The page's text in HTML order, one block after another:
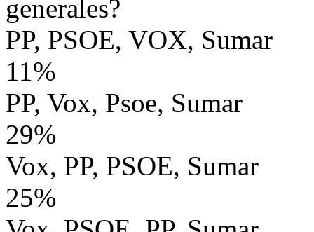
generales?
PP, PSOE, VOX, Sumar
11%
PP, Vox, Psoe, Sumar
29%
Vox, PP, PSOE, Sumar
25%